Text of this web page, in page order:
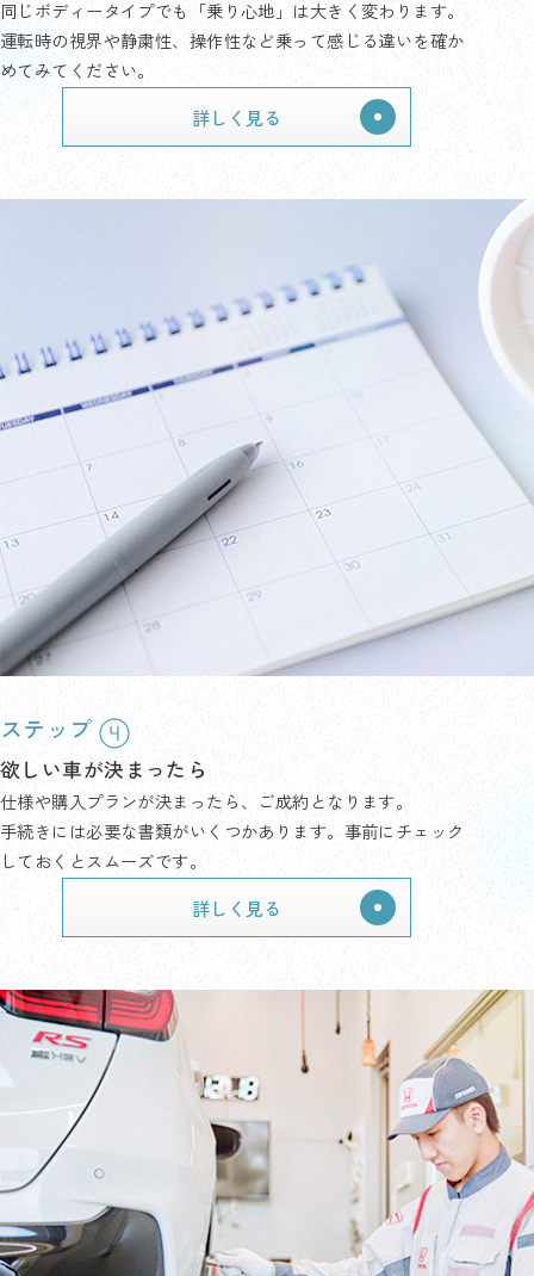
同じボディータイプでも「乗り心地」は大きく変わります。
運転時の視界や静粛性、操作性など乗って感じる違いを確か
めてみてください。
詳しく見る
ステップ
欲しい車が決まったら
仕様や購入プランが決まったら、ご成約となります。
手続きには必要な書類がいくつかあります。事前にチェック
しておくとスムーズです。
詳しく見る